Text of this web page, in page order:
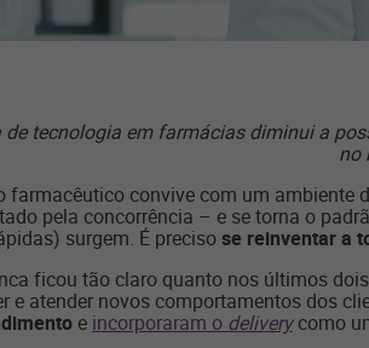
tecnologia em farmácias diminui a
no
farmacêutico convive com um ambiente
pela concorrência – e se torna o
surgem. É precisose reinventar a
ficou tão claro quanto nos últimos
e atender novos comportamentos dos
e incorporaram o deliverycomo